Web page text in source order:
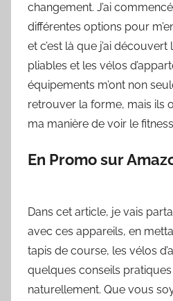
changement. J’ai
différentes options pour
et c’est là que j’ai
pliables et les vélos
équipements m’ont non
retrouver la forme, mais ils
ma manière de voir le
En Promo sur
Dans cet article, je vais
avec ces appareils, en
tapis de course, les vélos
quelques conseils
naturellement. Que vous